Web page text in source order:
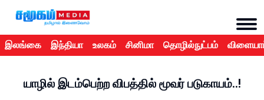
இலங்கை இந்தியா உலகம் சினிமா தொழில்நுட்பம்
யாழில் இடம்பெற்ற விபத்தில் மூவர் படுகாயம்..!